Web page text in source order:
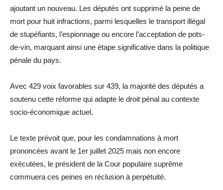
ajoutant un nouveau. Les députés ont supprimé la peine de
mort pour huit infractions, parmi lesquelles le transport illégal
de stupéfiants, l’espionnage ou encore l’acceptation de pots-
de-vin, marquant ainsi une étape significative dans la politique
pénale du pays.
Avec 429 voix favorables sur 439, la majorité des députés a
soutenu cette réforme qui adapte le droit pénal au contexte
socio-économique actuel.
Le texte prévoit que, pour les condamnations à mort
prononcées avant le 1er juillet 2025 mais non encore
exécutées, le président de la Cour populaire suprême
commuera ces peines en réclusion à perpétuité.